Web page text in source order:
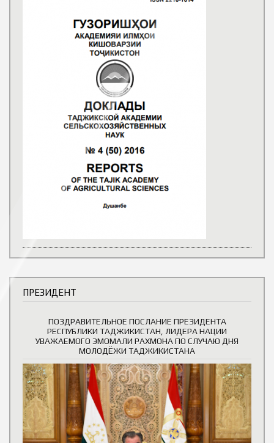
ПРЕЗИДЕНТ
ПОЗДРАВИТЕЛЬНОЕ ПОСЛАНИЕ ПРЕЗИДЕНТА
РЕСПУБЛИКИ ТАДЖИКИСТАН, ЛИДЕРА НАЦИИ
УВАЖАЕМОГО ЭМОМАЛИ РАХМОНА ПО СЛУЧАЮ ДНЯ
МОЛОДЁЖИ ТАДЖИКИСТАНА